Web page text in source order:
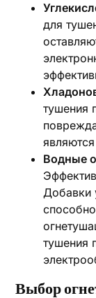
для
тушения
Водные
Добавки
тушения
Выбор